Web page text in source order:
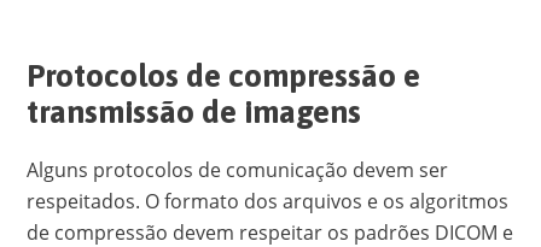
Protocolos de compressão e
transmissão de imagens
Alguns protocolos de comunicação devem ser
respeitados. O formato dos arquivos e os algoritmos
de compressão devem respeitar os padrões DICOM e